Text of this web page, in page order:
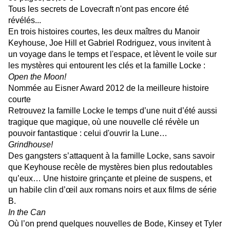
Tous les secrets de Lovecraft n'ont pas encore été
révélés...
En trois histoires courtes, les deux maîtres du Manoir
Keyhouse, Joe Hill et Gabriel Rodriguez, vous invitent à
un voyage dans le temps et l'espace, et lèvent le voile sur
les mystères qui entourent les clés et la famille Locke :
Open the Moon!
Nommée au Eisner Award 2012 de la meilleure histoire
courte
Retrouvez la famille Locke le temps d’une nuit d’été aussi
tragique que magique, où une nouvelle clé révèle un
pouvoir fantastique : celui d'ouvrir la Lune…
Grindhouse!
Des gangsters s’attaquent à la famille Locke, sans savoir
que Keyhouse recèle de mystères bien plus redoutables
qu’eux… Une histoire grinçante et pleine de suspens, et
un habile clin d’œil aux romans noirs et aux films de série
B.
In the Can
Où l’on prend quelques nouvelles de Bode, Kinsey et Tyler